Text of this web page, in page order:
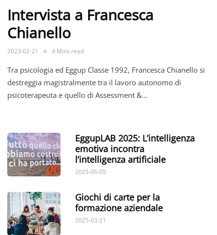
Intervista a Francesca
Chianello
2023-02-21 4 Mins read
Tra psicologia ed Eggup Classe 1992, Francesca Chianello si
destreggia magistralmente tra il lavoro autonomo di
psicoterapeuta e quello di Assessment &…
EggupLAB 2025: L’intelligenza
emotiva incontra
l’intelligenza artificiale
2025-06-05
Giochi di carte per la
formazione aziendale
2025-03-21